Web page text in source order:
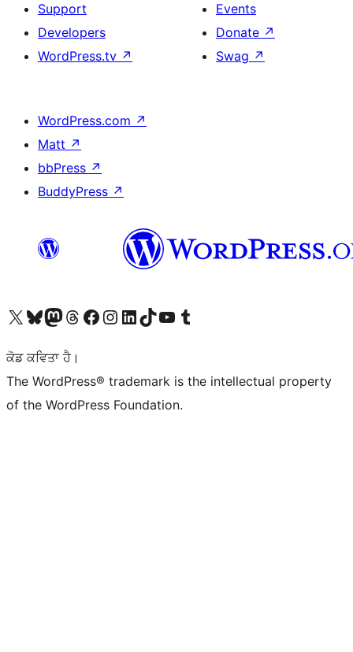
Support
Developers
WordPress.tv ↗
Events
Donate ↗
Swag ↗
WordPress.com ↗
Matt ↗
bbPress ↗
BuddyPress ↗
Visit our X (formerly Twitter) account
Visit our Bluesky account
Visit our Mastodon account
Visit our Threads account
Visit our Facebook page
Visit our Instagram account
Visit our LinkedIn account
Visit our TikTok account
Visit our YouTube channel
Visit our Tumblr account
ਕੋਡ ਕਵਿਤਾ ਹੈ।
The WordPress® trademark is the intellectual property
of the WordPress Foundation.